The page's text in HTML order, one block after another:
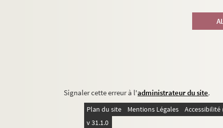
Signaler cette erreur à l'administrateur du site.
Plan du site Mentions Légales
v 31.1.0